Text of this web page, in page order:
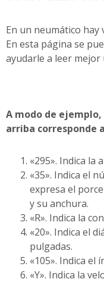
En un neumático hay
En esta página se
ayudarle a leer mejor
A modo de
arriba corresponde
«295». Indica la
«35». Indica el
expresa el
y su anchura.
«R». Indica la
«20». Indica el
pulgadas.
«105». Indica el
«Y». Indica la